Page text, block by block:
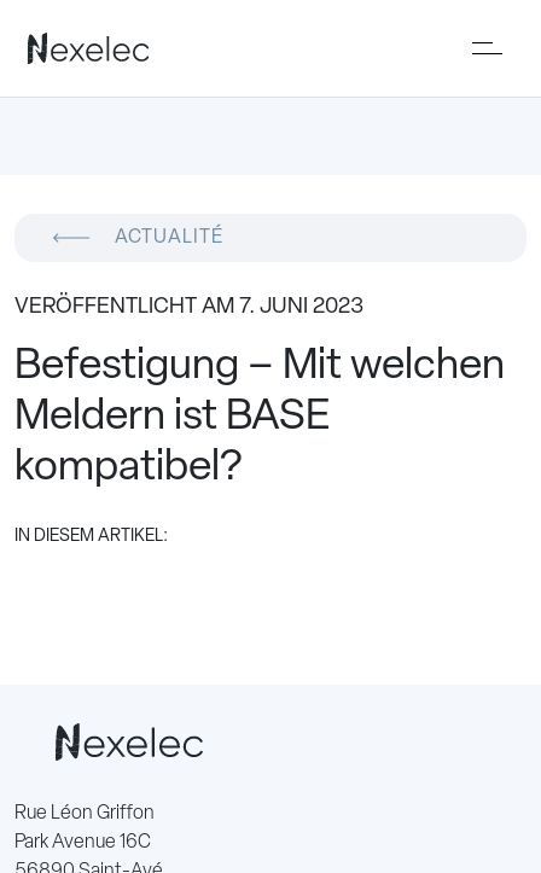
ACTUALITÉ
VERÖFFENTLICHT AM 7. JUNI 2023
Befestigung – Mit welchen
Meldern ist BASE
kompatibel?
IN DIESEM ARTIKEL:
Rue Léon Griffon
Park Avenue 16C